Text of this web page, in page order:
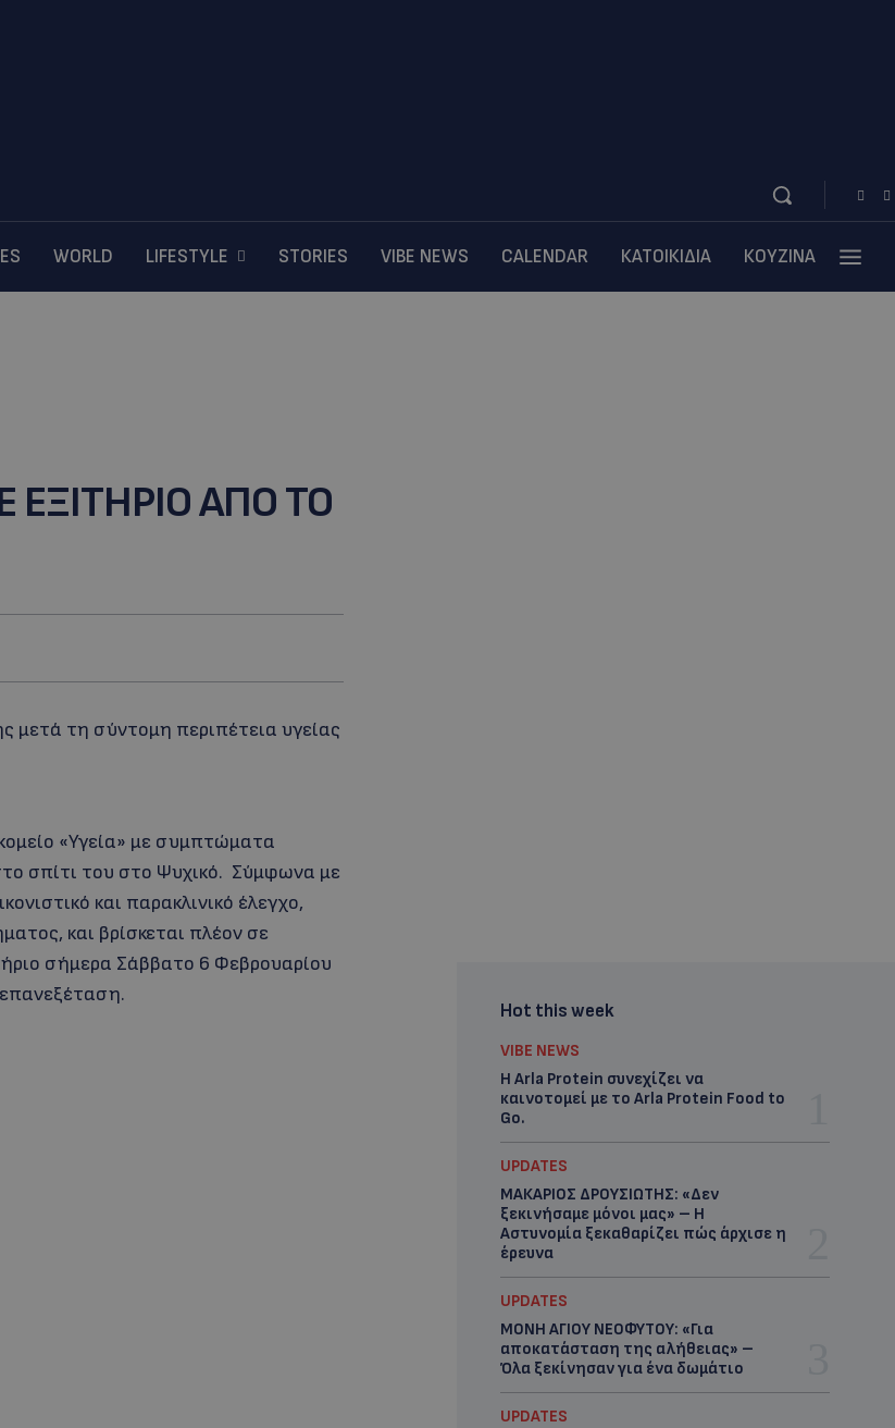
WORLD LIFESTYLE STORIES VIBE NEWS CALENDAR ΚΑΤΟΙΚΙΔΙΑ ΚΟΥΖΙΝΑ
ΕΞΙΤΗΡΙΟ ΑΠΟ ΤΟ
μετά τη σύντομη περιπέτεια υγείας
«Υγεία» με συμπτώματα
σπίτι του στο Ψυχικό. Σύμφωνα με
και παρακλινικό έλεγχο,
και βρίσκεται πλέον σε
σήμερα Σάββατο 6 Φεβρουαρίου
Hot this week
VIBE NEWS
Η Arla Protein συνεχίζει να
καινοτομεί με το Arla Protein Food to
Go.
UPDATES
ΜΑΚΑΡΙΟΣ ΔΡΟΥΣΙΩΤΗΣ: «Δεν
ξεκινήσαμε μόνοι μας» – Η
Αστυνομία ξεκαθαρίζει πώς άρχισε η
έρευνα
UPDATES
ΜΟΝΗ ΑΓΙΟΥ ΝΕΟΦΥΤΟΥ: «Για
αποκατάσταση της αλήθειας» –
Όλα ξεκίνησαν για ένα δωμάτιο
UPDATES